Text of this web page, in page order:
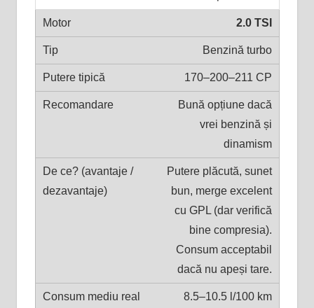
2.0 TSI
Benzină turbo
170–200–211 CP
Bună opțiune dacă
vrei benzină și
dinamism
Putere plăcută, sunet
bun, merge excelent
cu GPL (dar verifică
bine compresia).
Consum acceptabil
dacă nu apeși tare.
8.5–10.5 l/100 km